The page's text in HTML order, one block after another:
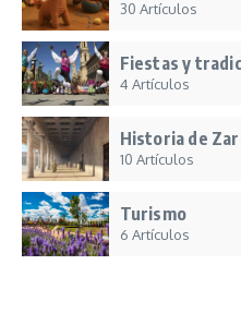
30 Artículos
Fiestas y
4 Artículos
Historia de
10 Artículos
Turismo
6 Artículos